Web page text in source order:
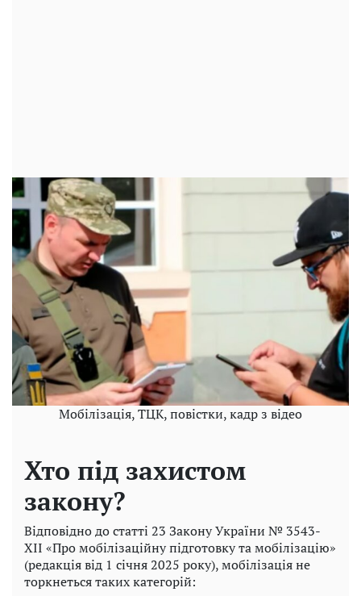
Мобілізація, ТЦК, повістки, кадр з відео
Хто під захистом
закону?
Відповідно до статті 23 Закону України № 3543-
XII «Про мобілізаційну підготовку та мобілізацію»
(редакція від 1 січня 2025 року), мобілізація не
торкнеться таких категорій: